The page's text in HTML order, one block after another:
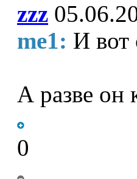
zzz
me1: И вот
А разве он
0